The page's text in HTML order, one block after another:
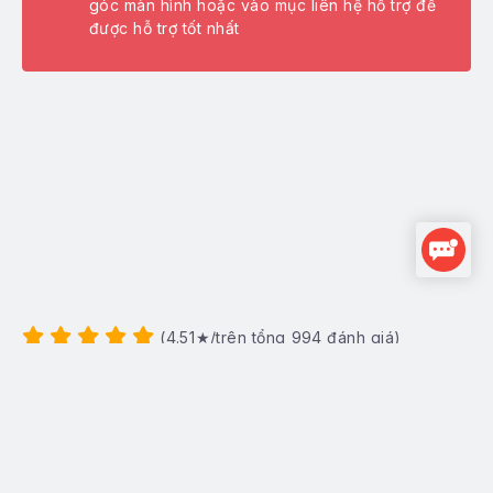
góc màn hình hoặc vào mục liên hệ hỗ trợ để
được hỗ trợ tốt nhất
(4.51★/trên tổng 994 đánh giá)